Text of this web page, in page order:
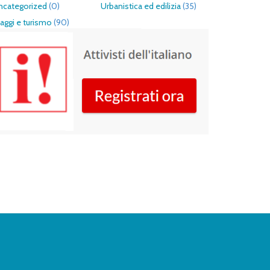
(0) Urbanistica ed edilizia(35)
e turismo (90)